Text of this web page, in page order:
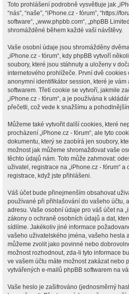
Toto prohlášení podrobně vysvětluje jak
“nás”, “naše”, “iPhone.cz - fórum”, “https://
software“, „www.phpbb.com“, „phpBB
shromážděné během každé vaší návštěvy.
Vaše osobní údaje jsou shromážděny
„iPhone.cz - fórum“, kdy phpBB vytvoří
soubory, které jsou stáhnuty a uloženy v
internetového prohlížeče. První dvě
anonymní identifikátor session, které je
softwarem. Třetí cookie se vytvoří, jakmile
„iPhone.cz - fórum“, a je používána k
přečetli, což vede k snažšímu a
Můžeme také vytvořit další cookies, které
procházení „iPhone.cz - fórum“, ale tyto
dokumentu, který se zaobírá jen soubory,
možnost jak můžeme shromažďovat vaše
těchto údajů nám. Toto může zahrnovat:
uživatel, registrace na „iPhone.cz - fórum“
registrace, když jste přihlášeni.
Váš účet bude přinejmenším obsahovat
používané při přihlašování do vašeho účtu,
adresu. Vaše osobní údaje pro váš účet na
zákony o ochraně osobních údajů a dat,
sídlíme. Jakékoliv jiné informace
vašeho uživatelského jména, vašeho hesla
můžeme zvolit jako povinné nebo
možnost rozhodnout, zda-li tyto informace
ve vašem účtu máte možnost zakázat nebo
vytvářených e-mailů phpBB softwarem na
Vaše heslo je zašifrováno (jednosměrný